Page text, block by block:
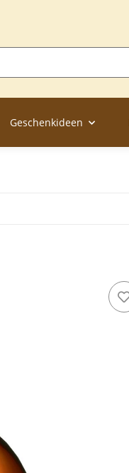
Geschenkideen